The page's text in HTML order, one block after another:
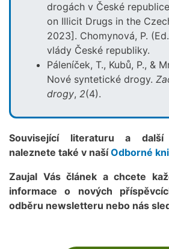
drogách v České
on Illicit Drugs in the
2023]. Chomynová, P.
vlády České republiky.
Páleníček, T., Kubů, P., &
Nové syntetické drogy.
drogy, 2(4).
Související literaturu a
naleznete také v našíOdborné
Zaujal Vás článek a chcete
informace o nových
odběru newsletteru nebo nás